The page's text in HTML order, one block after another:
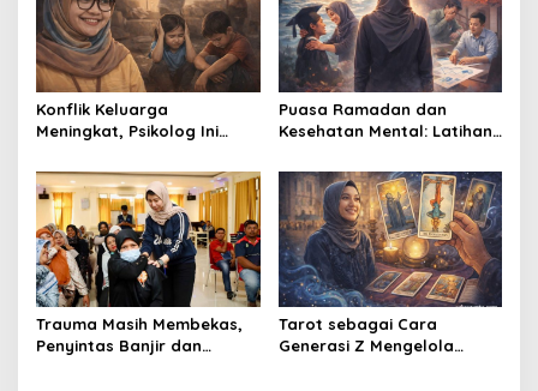
Konflik Keluarga
Meningkat, Psikolog Ini
Menjaga Kesehatan Mental
Anak
Puasa Ramadan dan
Kesehatan Mental: Latihan
Redakan Stres
Trauma Masih Membekas,
Penyintas Banjir dan
Tarot sebagai Cara
Generasi Z Mengelola